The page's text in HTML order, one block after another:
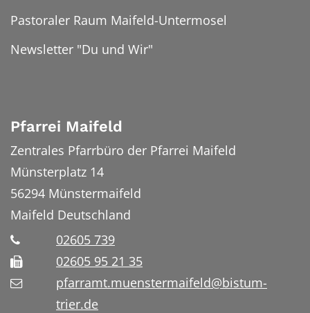
Pastoraler Raum Maifeld-Untermosel
Newsletter "Du und Wir"
Pfarrei Maifeld
Zentrales Pfarrbüro der Pfarrei Maifeld
Münsterplatz 14
56294 Münstermaifeld
Maifeld Deutschland
02605 739
02605 95 21 35
pfarramt.muenstermaifeld@bistum-
trier.de